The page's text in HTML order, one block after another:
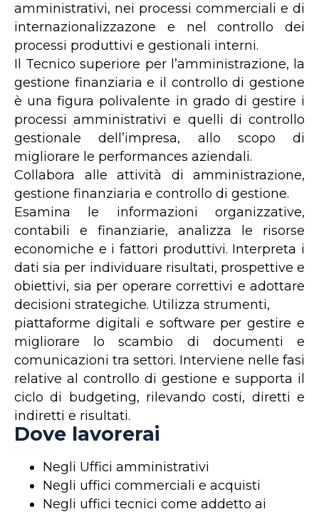
amministrativi, nei processi commerciali e di
internazionalizzazone e nel controllo dei
processi produttivi e gestionali interni.
Il Tecnico superiore per l’amministrazione, la
gestione finanziaria e il controllo di gestione
è una figura polivalente in grado di gestire i
processi amministrativi e quelli di controllo
gestionale dell’impresa, allo scopo di
migliorare le performances aziendali.
Collabora alle attività di amministrazione,
gestione finanziaria e controllo di gestione.
Esamina le informazioni organizzative,
contabili e finanziarie, analizza le risorse
economiche e i fattori produttivi. Interpreta i
dati sia per individuare risultati, prospettive e
obiettivi, sia per operare correttivi e adottare
decisioni strategiche. Utilizza strumenti,
piattaforme digitali e software per gestire e
migliorare lo scambio di documenti e
comunicazioni tra settori. Interviene nelle fasi
relative al controllo di gestione e supporta il
ciclo di budgeting, rilevando costi, diretti e
indiretti e risultati.
Dove lavorerai
Negli Uffici amministrativi
Negli uffici commerciali e acquisti
Negli uffici tecnici come addetto ai